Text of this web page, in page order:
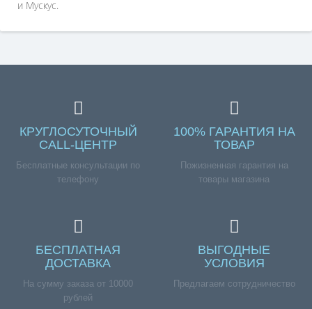
и Мускус.
КРУГЛОСУТОЧНЫЙ
CALL-ЦЕНТР
Бесплатные консультации по
телефону
100% ГАРАНТИЯ НА
ТОВАР
Пожизненная гарантия на
товары магазина
БЕСПЛАТНАЯ
ДОСТАВКА
На сумму заказа от 10000
рублей
ВЫГОДНЫЕ
УСЛОВИЯ
Предлагаем сотрудничество